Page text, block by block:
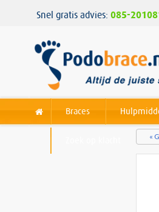
Snel gratis advies: 085-
Braces
«